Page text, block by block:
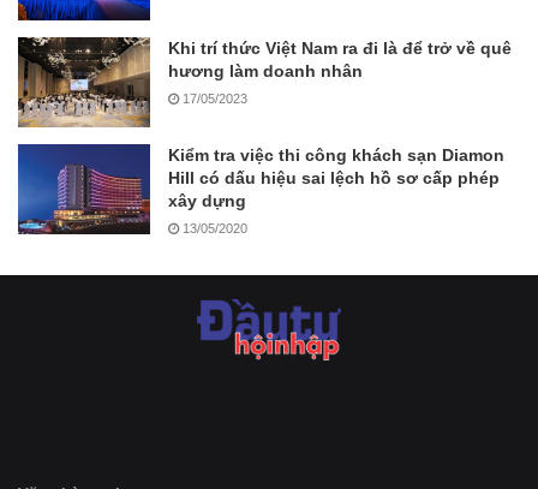
Khi trí thức Việt Nam ra đi là để trở về quê
hương làm doanh nhân
17/05/2023
Kiểm tra việc thi công khách sạn Diamon
Hill có dấu hiệu sai lệch hồ sơ cấp phép
xây dựng
13/05/2020